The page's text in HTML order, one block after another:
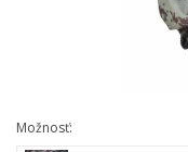
Možnosť: